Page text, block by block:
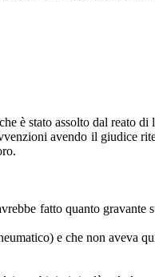
è stato assolto dal reato di
avendo il giudice
fatto quanto
e che non aveva